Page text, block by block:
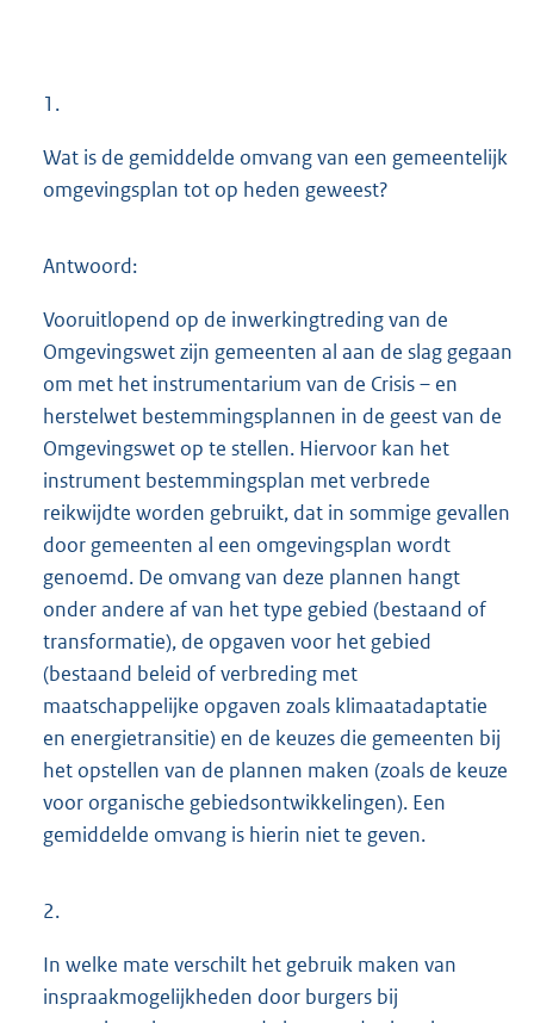
1.
Wat is de gemiddelde omvang van een gemeentelijk
omgevingsplan tot op heden geweest?
Antwoord:
Vooruitlopend op de inwerkingtreding van de
Omgevingswet zijn gemeenten al aan de slag gegaan
om met het instrumentarium van de Crisis – en
herstelwet bestemmingsplannen in de geest van de
Omgevingswet op te stellen. Hiervoor kan het
instrument bestemmingsplan met verbrede
reikwijdte worden gebruikt, dat in sommige gevallen
door gemeenten al een omgevingsplan wordt
genoemd. De omvang van deze plannen hangt
onder andere af van het type gebied (bestaand of
transformatie), de opgaven voor het gebied
(bestaand beleid of verbreding met
maatschappelijke opgaven zoals klimaatadaptatie
en energietransitie) en de keuzes die gemeenten bij
het opstellen van de plannen maken (zoals de keuze
voor organische gebiedsontwikkelingen). Een
gemiddelde omvang is hierin niet te geven.
2.
In welke mate verschilt het gebruik maken van
inspraakmogelijkheden door burgers bij